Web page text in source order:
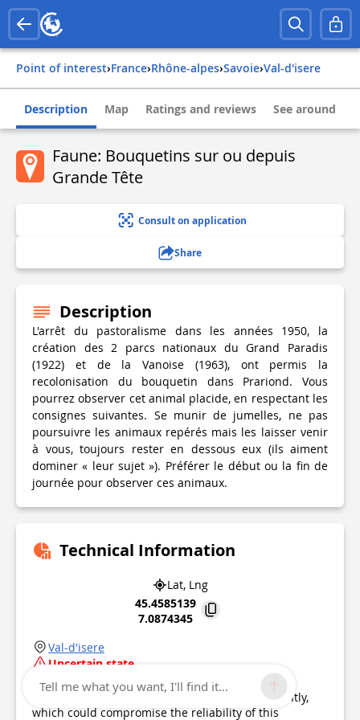
Point of interest› france› rhône-alpes› savoie› val-d'isere
Description Map Ratings and reviews See around
Faune: Bouquetins sur ou depuis
Grande Tête
Consult on application
Share
Description
L'arrêt du pastoralisme dans les années 1950, la
création des 2 parcs nationaux du Grand Paradis
(1922) et de la Vanoise (1963), ont permis la
recolonisation du bouquetin dans Prariond. Vous
pourrez observer cet animal placide, en respectant les
consignes suivantes. Se munir de jumelles, ne pas
poursuivre les animaux repérés mais les laisser venir
à vous, toujours rester en dessous eux (ils aiment
dominer « leur sujet »). Préférer le début ou la fin de
journée pour observer ces animaux.
Technical Information
Lat, Lng
45.4585139
7.0874345
Val-d'isere
Uncertain state
Point of Interest updated on29/07/2023
This point of interest hasn't been updated recently,
which could compromise the reliability of this
Tell me what you want, I'll find it...